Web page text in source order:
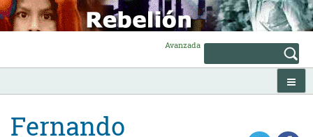
Skip
to
content
Avanzada
Fernando